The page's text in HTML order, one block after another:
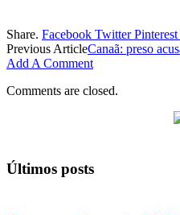
Share. Facebook Twitter Pinterest
Previous ArticleCanaã: preso
Add A Comment
Comments are closed.
Últimos posts